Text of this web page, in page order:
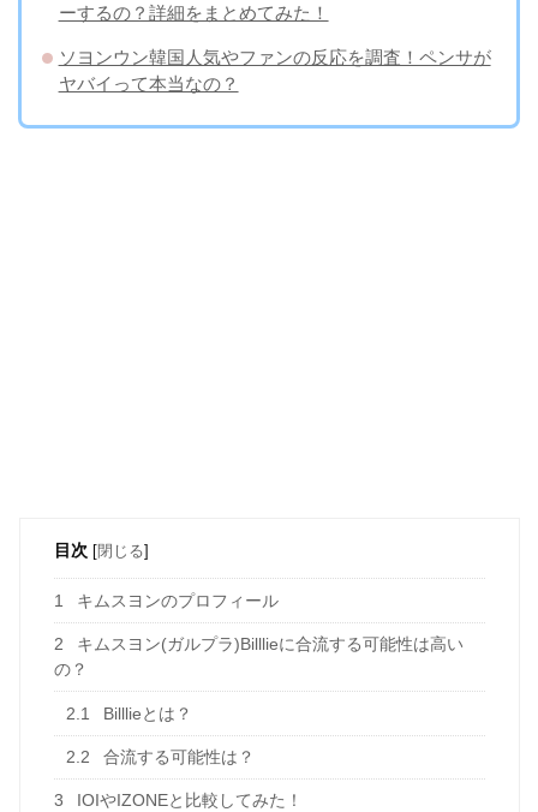
ーするの？詳細をまとめてみた！
ソヨンウン韓国人気やファンの反応を調査！ペンサが
ヤバイって本当なの？
目次 [閉じる]
1 キムスヨンのプロフィール
2
キムスヨン(ガルプラ)Billlieに合流する可能性は高い
の？
2.1 Billlieとは？
2.2 合流する可能性は？
3 IOIやIZONEと比較してみた！